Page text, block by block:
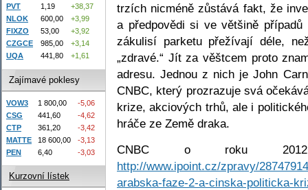
trzích nicméně zůstává fakt, že
a předpovědi si ve většině
zákulisí parketu přežívají déle,
„zdravé.“ Jít za věštcem proto
adresu. Jednou z nich je John
CNBC, který prozrazuje svá
krize, akciových trhů, ale i
hráče ze Země draka.
CNBC o roku
http://www.ipoint.cz/zpravy/
arabska-faze-2-a-cinska-politicka-
PVT 1,19
+38,37
NLOK
600,00
+3,99
FIXZO
53,00
+3,92
CZGCE
985,00
+3,14
UQA
441,80 +1,61
Zajímavé poklesy
VOW3 1 800,00
-5,06
CSG
441,60
-4,62
CTP
361,20
-3,42
MATTE
18 600,00
-3,13
PEN
6,40 -3,03
Kurzovní lístek